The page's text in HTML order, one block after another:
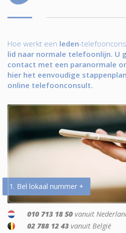
Hoe werkt een leden-
lid naar normale telefoonlijn. U
contact met een paranormale
hier het eenvoudige
online telefoonconsult.
1. Bel lokaal nummer +
010 713 18 50 vanuit
02 788 12 43 vanuit België